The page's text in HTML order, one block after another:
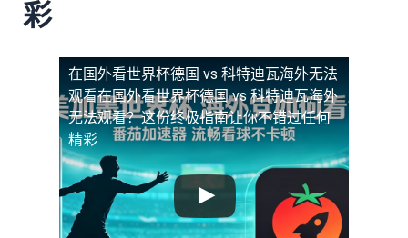
彩
在国外看世界杯德国 vs 科特迪瓦海外无法
观看在国外看世界杯德国 vs 科特迪瓦海外
无法观看？这份终极指南让你不错过任何
精彩